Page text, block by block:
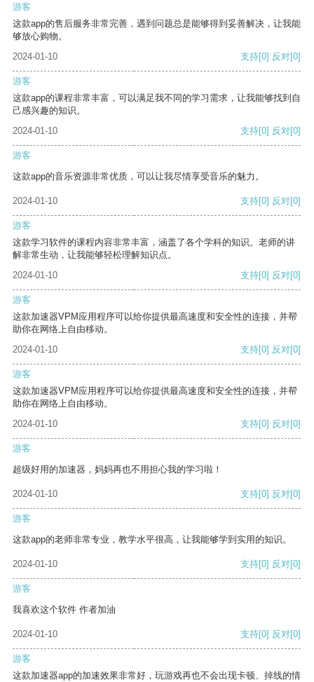
游客
这款app的售后服务非常完善，遇到问题总是能够得到妥善解决，让我能
够放心购物。
2024-01-10
支持[0] 反对[0]
游客
这款app的课程非常丰富，可以满足我不同的学习需求，让我能够找到自
己感兴趣的知识。
2024-01-10
支持[0] 反对[0]
游客
这款app的音乐资源非常优质，可以让我尽情享受音乐的魅力。
2024-01-10 支持[0] 反对[0]
游客
这款学习软件的课程内容非常丰富，涵盖了各个学科的知识。老师的讲
解非常生动，让我能够轻松理解知识点。
2024-01-10
支持[0] 反对[0]
游客
这款加速器VPM应用程序可以给你提供最高速度和安全性的连接，并帮
助你在网络上自由移动。
2024-01-10
支持[0] 反对[0]
游客
这款加速器VPM应用程序可以给你提供最高速度和安全性的连接，并帮
助你在网络上自由移动。
2024-01-10
支持[0] 反对[0]
游客
超级好用的加速器，妈妈再也不用担心我的学习啦！
2024-01-10 支持[0] 反对[0]
游客
这款app的老师非常专业，教学水平很高，让我能够学到实用的知识。
2024-01-10 支持[0] 反对[0]
游客
我喜欢这个软件 作者加油
2024-01-10 支持[0] 反对[0]
游客
这款加速器app的加速效果非常好，玩游戏再也不会出现卡顿、掉线的情